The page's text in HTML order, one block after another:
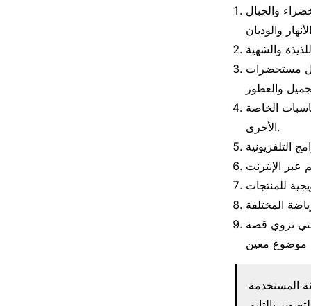
والجبال
مستحضرات
الخاصة
الأخرى.
تروي قصة
المستخدمة